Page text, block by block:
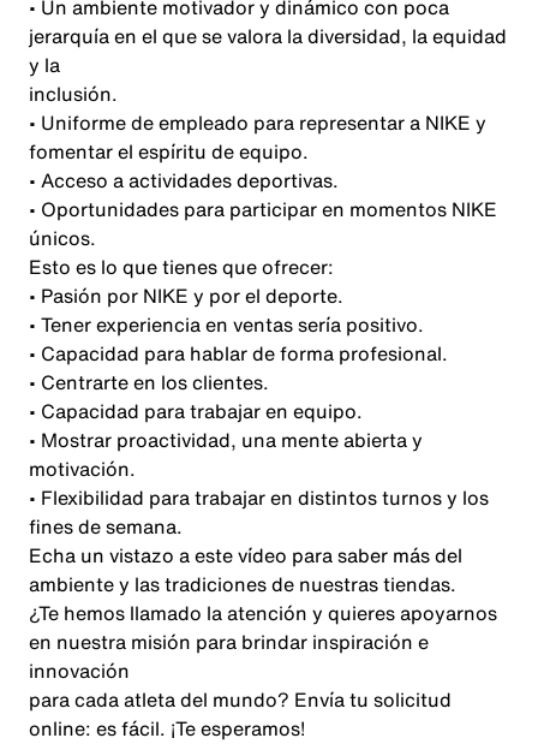
• Un ambiente motivador y dinámico con poca
jerarquía en el que se valora la diversidad, la equidad
y la
inclusión.
• Uniforme de empleado para representar a NIKE y
fomentar el espíritu de equipo.
• Acceso a actividades deportivas.
• Oportunidades para participar en momentos NIKE
únicos.
Esto es lo que tienes que ofrecer:
• Pasión por NIKE y por el deporte.
• Tener experiencia en ventas sería positivo.
• Capacidad para hablar de forma profesional.
• Centrarte en los clientes.
• Capacidad para trabajar en equipo.
• Mostrar proactividad, una mente abierta y
motivación.
• Flexibilidad para trabajar en distintos turnos y los
fines de semana.
Echa un vistazo a este vídeo para saber más del
ambiente y las tradiciones de nuestras tiendas.
¿Te hemos llamado la atención y quieres apoyarnos
en nuestra misión para brindar inspiración e
innovación
para cada atleta del mundo? Envía tu solicitud
online: es fácil. ¡Te esperamos!